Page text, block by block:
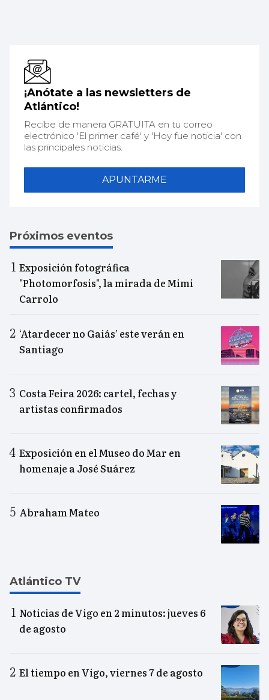
¡Anótate a las newsletters de
Atlántico!
Recibe de manera GRATUITA en tu correo
electrónico 'El primer café' y 'Hoy fue noticia' con
las principales noticias.
APUNTARME
Próximos eventos
Exposición fotográfica
"Photomorfosis", la mirada de Mimi
Carrolo
‘Atardecer no Gaiás’ este verán en
Santiago
Costa Feira 2026: cartel, fechas y
artistas confirmados
Exposición en el Museo do Mar en
homenaje a José Suárez
Abraham Mateo
Atlántico TV
Noticias de Vigo en 2 minutos: jueves 6
de agosto
El tiempo en Vigo, viernes 7 de agosto